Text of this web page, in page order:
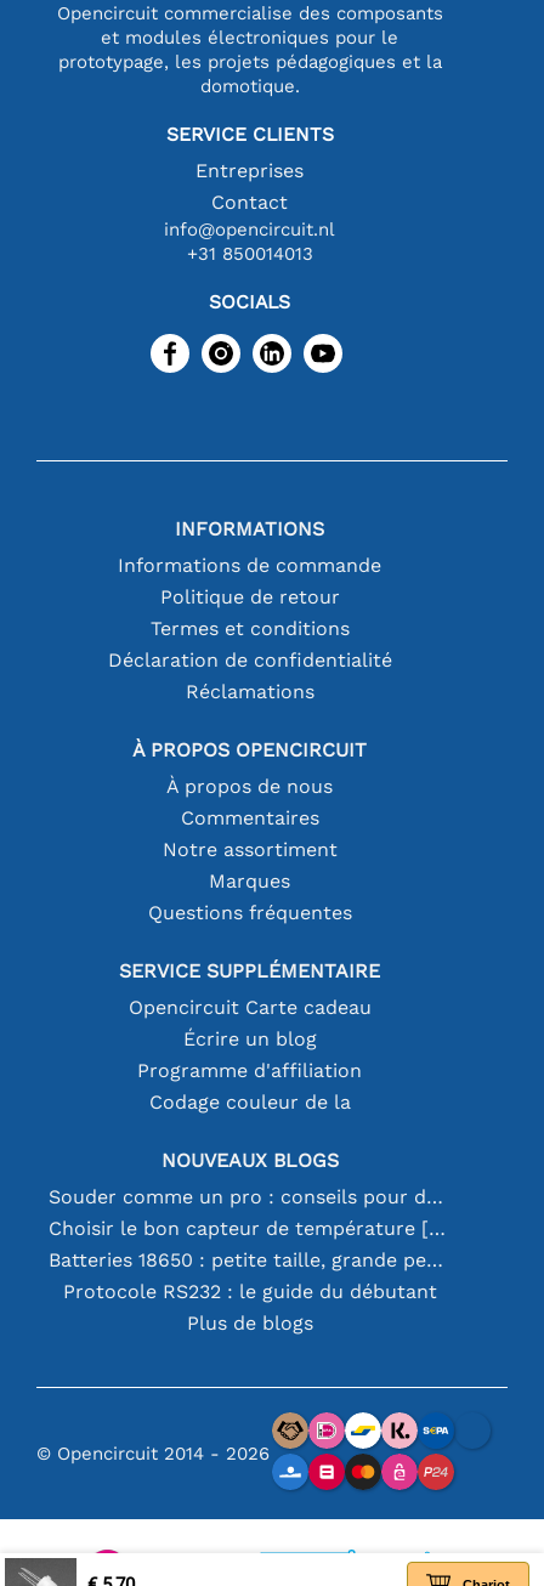
Opencircuit commercialise des composants
et modules électroniques pour le
prototypage, les projets pédagogiques et la
domotique.
SERVICE CLIENTS
Entreprises
Contact
info@opencircuit.nl
+31 850014013
SOCIALS
INFORMATIONS
Informations de commande
Politique de retour
Termes et conditions
Déclaration de confidentialité
Réclamations
À PROPOS OPENCIRCUIT
À propos de nous
Commentaires
Notre assortiment
Marques
Questions fréquentes
SERVICE SUPPLÉMENTAIRE
Opencircuit Carte cadeau
Écrire un blog
Programme d'affiliation
Codage couleur de la
NOUVEAUX BLOGS
Souder comme un pro : conseils pour des connexions électroniques parfaites
Choisir le bon capteur de température [youtube]
Batteries 18650 : petite taille, grande performance
Protocole RS232 : le guide du débutant
Plus de blogs
© Opencircuit 2014 - 2026